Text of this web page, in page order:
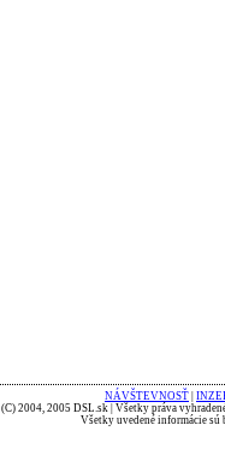
NÁVŠTEVNOSŤ
(C) 2004, 2005 DSL.sk | Všetky práva
Všetky uvedené informácie sú